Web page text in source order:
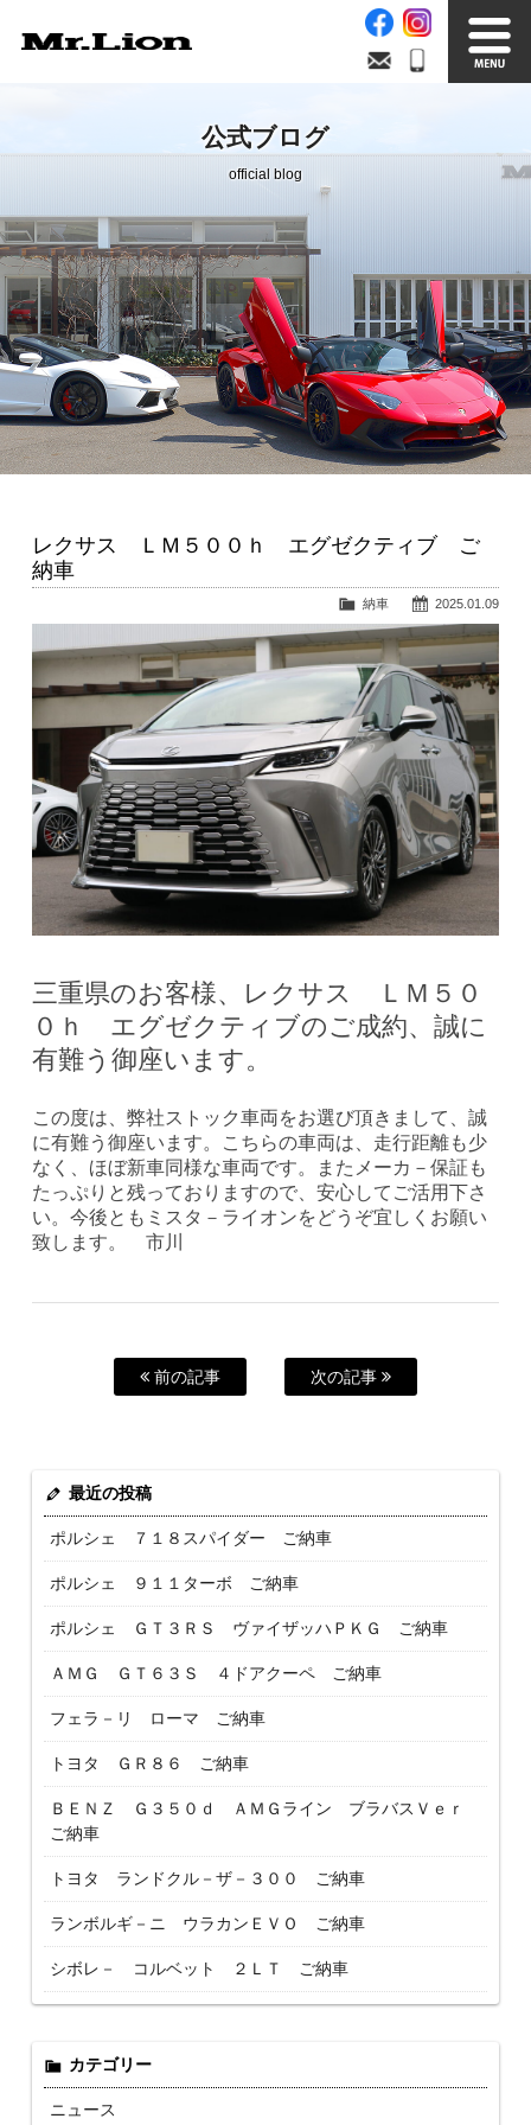
在庫車情報 買取無料査定
Factory
自社工場 サービス案内
Official Blog
公式ブログ
Company info.
会社案内
公式ブログ
official blog
レクサス ＬＭ５００ｈ エグゼクティブ ご
納車
2025.01.09
納車
三重県のお客様、レクサス ＬＭ５０
０ｈ エグゼクティブのご成約、誠に
有難う御座います。
この度は、弊社ストック車両をお選び頂きまして、誠
に有難う御座います。こちらの車両は、走行距離も少
なく、ほぼ新車同様な車両です。またメーカ－保証も
たっぷりと残っておりますので、安心してご活用下さ
い。今後ともミスタ－ライオンをどうぞ宜しくお願い
致します。 市川
前の記事 次の記事
最近の投稿
ポルシェ ７１８スパイダー ご納車
ポルシェ ９１１ターボ ご納車
ポルシェ ＧＴ３ＲＳ ヴァイザッハＰＫＧ ご納車
ＡＭＧ ＧＴ６３Ｓ ４ドアクーペ ご納車
フェラ－リ ローマ ご納車
トヨタ ＧＲ８６ ご納車
ＢＥＮＺ Ｇ３５０ｄ ＡＭＧライン ブラバスＶｅｒ
ご納車
トヨタ ランドクル－ザ－３００ ご納車
ランボルギ－ニ ウラカンＥＶＯ ご納車
シボレ－ コルベット ２ＬＴ ご納車
カテゴリー
ニュース